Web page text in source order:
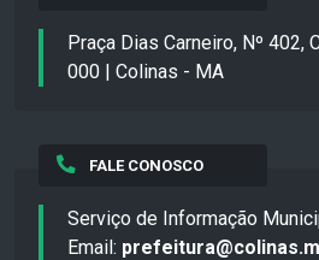
Praça Dias Carneiro, Nº 402,
000 | Colinas - MA
FALE CONOSCO
Serviço de Informação
Email: